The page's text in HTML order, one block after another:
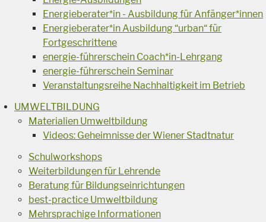
Energieberater*in - Ausbildung für Anfänger*innen
Energieberater*in Ausbildung “urban“ für
Fortgeschrittene
energie-führerschein Coach*in-Lehrgang
energie-führerschein Seminar
Veranstaltungsreihe Nachhaltigkeit im Betrieb
UMWELTBILDUNG
Materialien Umweltbildung
Videos: Geheimnisse der Wiener Stadtnatur
Schulworkshops
Weiterbildungen für Lehrende
Beratung für Bildungseinrichtungen
best-practice Umweltbildung
Mehrsprachige Informationen